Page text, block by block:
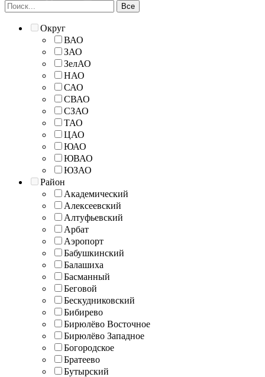
Все
Округ
ВАО
ЗАО
ЗелАО
НАО
САО
СВАО
СЗАО
ТАО
ЦАО
ЮАО
ЮВАО
ЮЗАО
Район
Академический
Алексеевский
Алтуфьевский
Арбат
Аэропорт
Бабушкинский
Балашиха
Басманный
Беговой
Бескудниковский
Бибирево
Бирюлёво Восточное
Бирюлёво Западное
Богородское
Братеево
Бутырский